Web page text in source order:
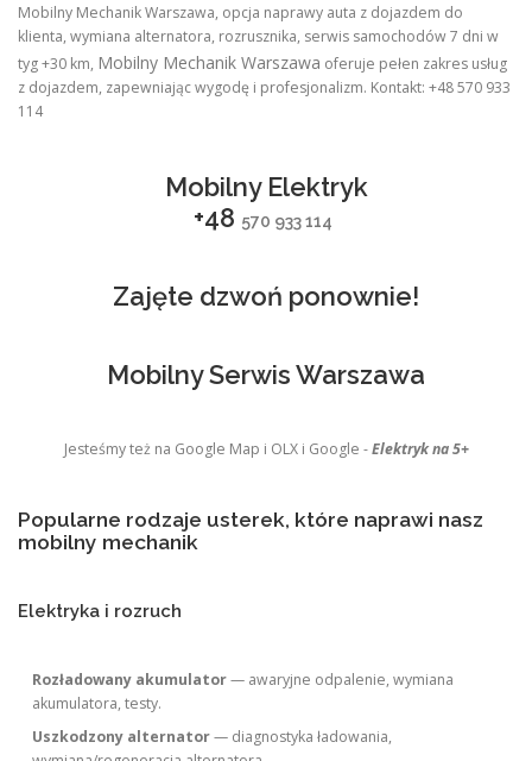
Mobilny Mechanik Warszawa, opcja naprawy auta z dojazdem do
klienta, wymiana alternatora, rozrusznika, serwis samochodów 7 dni w
tyg +30 km, Mobilny Mechanik Warszawa oferuje pełen zakres usług
z dojazdem, zapewniając wygodę i profesjonalizm. Kontakt: +48 570 933
114
Mobilny Elektryk
+48 570 933 114
Zajęte dzwoń ponownie!
Mobilny Serwis Warszawa
Jesteśmy też na Google Map i OLX i Google -Elektryk na 5+
Popularne rodzaje usterek, które naprawi nasz
mobilny mechanik
Elektryka i rozruch
Rozładowany akumulator— awaryjne odpalenie, wymiana
akumulatora, testy.
Uszkodzony alternator— diagnostyka ładowania,